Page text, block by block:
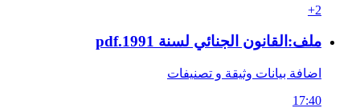
+2
ملف:القانون الجنائي لسنة 1991.pdf
اضافة بيانات وثيقة و تصنيفات
17:40